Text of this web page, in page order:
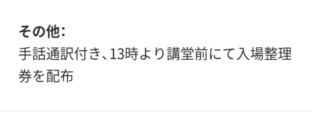
その他
手話通訳付き、13時より講堂前にて入場整理
券を配布